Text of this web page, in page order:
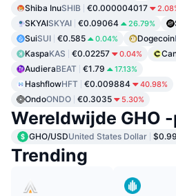
Shiba InuSHIB €0.000004017
SKYAISKYAI €0.09064 26.79%
SuiSUI €0.585 0.04% Dogecoin
KaspaKAS €0.02257 0.04%
AudieraBEAT €1.79 17.13%
HashflowHFT €0.009884 40.98%
OndoONDO €0.3035 5.30%
Wereldwijde GHO
GHO/USDUnited States Dollar
Trending